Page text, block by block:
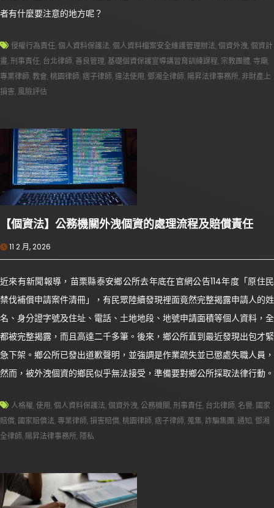
者有什麼要注意的地方呢？
侵權行為責任,個人資料保護法,個人資料檔案安全維護管理辦法,個資外洩,個資計
畫,刑事責任, 台北律師, 善良管理,基礎個資保護宣導講習育訓練課程, 宗教團體, 寺廟,
專業律師,教會,桃園律師, 痞子律師,違法使用, 鄧湘全律師, 陽昇法律事務所, 非財產上
損害, 風險評估
【個資法】公務機關外洩個資的處理流程及賠償責任
11 2 月, 2026
近來有新聞報導，苗栗縣泰安鄉公所去年底在官網公告114年度「原住民
禁伐補償申請案件清冊」，有民眾陸續發現裡面竟然完整揭露申請人的姓
名、身分證字號及住址、電話、土地地段、地號申請面積等個人資料，全
都被完整揭露，而且高達二千多筆。後來，鄉公所直到最近發現出包才緊
急下架。鄉公所已發出道歉聲明，並強調是作業疏失並已懲處失職人員，
然而，被外洩個資的鄉民似乎無法接受，準備要對鄉公所採取法律行動。
人格權,使用,個人資料保護法,個資外洩, 公務機關,刑事責任, 台北律師,名譽, 國家
賠償, 國家賠償法,專業律師,損害賠償,桃園律師,痞子律師, 蒐集,詐騙集團,通知, 鄧湘
全律師, 陽昇法律事務所, 隱私